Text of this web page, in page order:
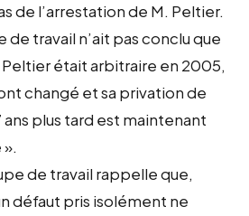
de l’arrestation de M. Peltier.
de travail n’ait pas conclu que
était arbitraire en 2005,
changé et sa privation de
plus tard est maintenant
de travail rappelle que,
défaut pris isolément ne